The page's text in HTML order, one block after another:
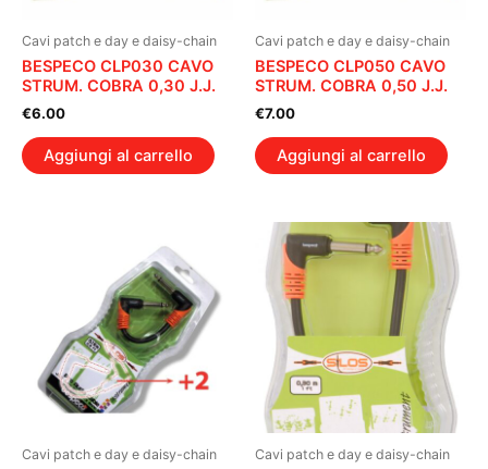
Cavi patch e day e daisy-chain
BESPECO CLP030 CAVO
STRUM. COBRA 0,30 J.J.
€6.00
Aggiungi al carrello
Cavi patch e day e daisy-chain
BESPECO CLP050 CAVO
STRUM. COBRA 0,50 J.J.
€7.00
Aggiungi al carrello
Cavi patch e day e daisy-chain Cavi patch e day e daisy-chain